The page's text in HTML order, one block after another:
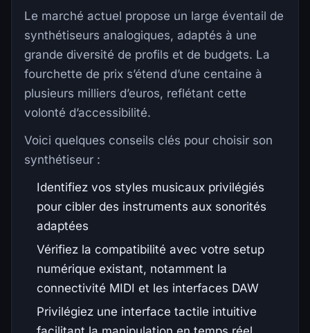
Le marché actuel propose un large éventail de
synthétiseurs analogiques, adaptés à une
grande diversité de profils et de budgets. La
fourchette de prix s’étend d’une centaine à
plusieurs milliers d’euros, reflétant cette
volonté d’accessibilité.
Voici quelques conseils clés pour choisir son
synthétiseur :
Identifiez vos styles musicaux privilégiés
pour cibler des instruments aux sonorités
adaptées
Vérifiez la compatibilité avec votre setup
numérique existant, notamment la
connectivité MIDI et les interfaces DAW
Privilégiez une interface tactile intuitive